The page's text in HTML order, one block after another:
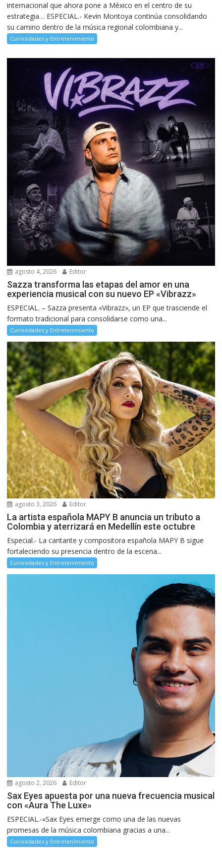
internacional que ahora pone a México en el centro de su
estrategia… ESPECIAL.- Kevin Montoya continúa consolidando
su camino dentro de la música regional colombiana y...
Curiosidades y Entretenimiento
agosto 4, 2026 Editor
Sazza transforma las etapas del amor en una
experiencia musical con su nuevo EP «Vibrazz»
ESPECIAL. – Sazza presenta «Vibrazz», un EP que trasciende el
formato tradicional para consolidarse como una...
Curiosidades y Entretenimiento
agosto 3, 2026 Editor
La artista española MAPY B anuncia un tributo a
Colombia y aterrizará en Medellín este octubre
Especial.- La cantante y compositora española MAPY B sigue
fortaleciendo su presencia dentro de la escena...
Curiosidades y Entretenimiento
agosto 2, 2026 Editor
Sax Eyes apuesta por una nueva frecuencia musical
con «Aura The Luxe»
ESPECIAL.-«Sax Eyes emerge como una de las nuevas
promesas de la música colombiana gracias a una...
Curiosidades y Entretenimiento